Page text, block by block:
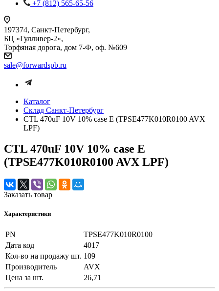
+7 (812) 565-65-56
197374, Санкт-Петербург,
БЦ «Гулливер-2»,
Торфяная дорога, дом 7-Ф, оф. №609
sale@forwardspb.ru
Каталог
Cклад Санкт-Петербург
CTL 470uF 10V 10% case E (TPSE477K010R0100 AVX
LPF)
CTL 470uF 10V 10% case E
(TPSE477K010R0100 AVX LPF)
Заказать товар
Характеристики
PN
TPSE477K010R0100
Дата код
4017
Кол-во на продажу шт. 109
Производитель
AVX
Цена за шт.
26,71